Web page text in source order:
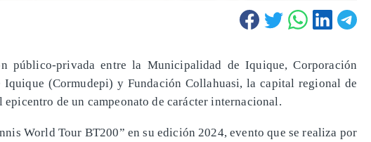
público-privada entre la Municipalidad de Iquique, Corporación
(Cormudepi) y Fundación Collahuasi, la capital regional de
epicentro de un campeonato de carácter internacional.
World Tour BT200” en su edición 2024, evento que se realiza por